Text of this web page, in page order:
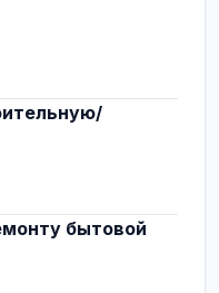
бытовой